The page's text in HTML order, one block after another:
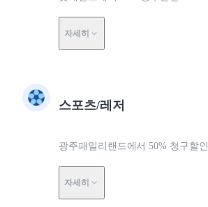
자세히
스포츠/레저
광주패밀리랜드에서 50% 청구할인
자세히